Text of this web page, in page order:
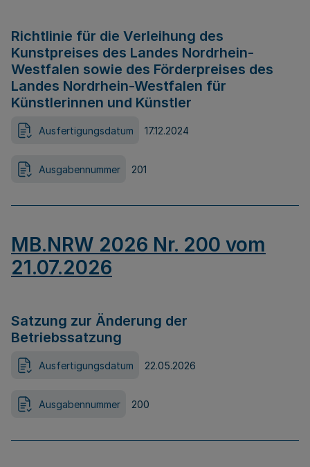
Richtlinie für die Verleihung des
Kunstpreises des Landes Nordrhein-
Westfalen sowie des Förderpreises des
Landes Nordrhein-Westfalen für
Künstlerinnen und Künstler
Ausfertigungsdatum 17.12.2024
Ausgabennummer 201
MB.NRW 2026 Nr. 200 vom
21.07.2026
Satzung zur Änderung der
Betriebssatzung
Ausfertigungsdatum 22.05.2026
Ausgabennummer 200